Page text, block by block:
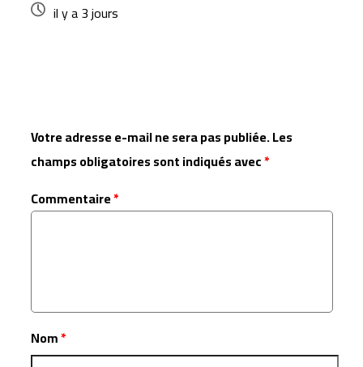
il y a 3 jours
Votre adresse e-mail ne sera pas publiée.Les
champs obligatoires sont indiqués avec*
Commentaire*
Nom*